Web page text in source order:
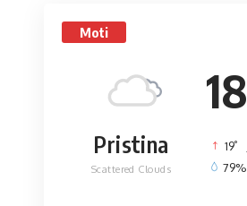
Moti
18
Pristina
Scattered Clouds
19°
79%